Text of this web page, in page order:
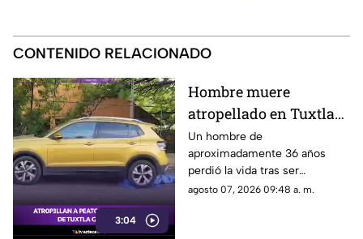
CONTENIDO RELACIONADO
3:04
Hombre muere
atropellado en Tuxtla
Gutiérrez, conductora
abandona la camioneta
Un hombre de
aproximadamente 36 años
perdió la vida tras ser
atropellado en el cruce de la 9ª
agosto 07, 2026 09:48 a. m.